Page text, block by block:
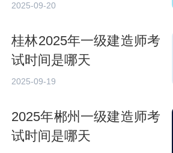
2025-09-20
桂林2025年一级建造师考
试时间是哪天
2025-09-19
2025年郴州一级建造师考
试时间是哪天